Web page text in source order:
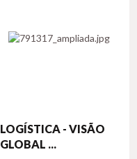
LOGÍSTICA - VISÃO
GLOBAL ...